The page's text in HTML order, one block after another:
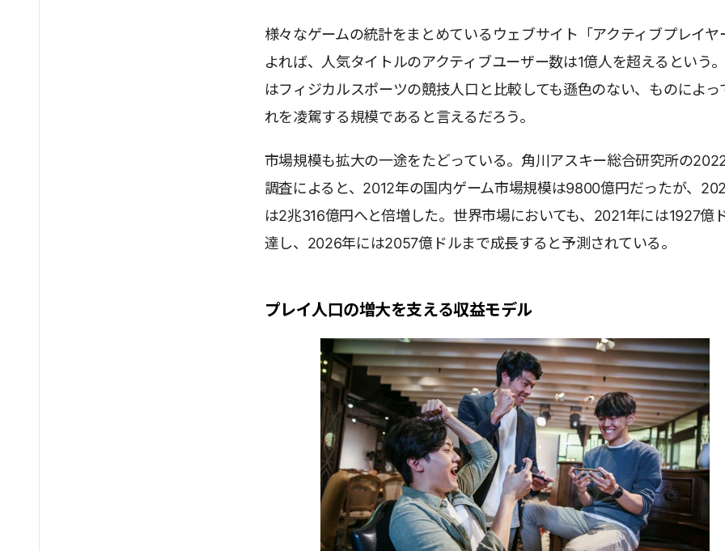
様々なゲームの統計をまとめているウェブサイト「アクティブプレイヤ
よれば、人気タイトルのアクティブユーザー数は1億人を超えるという
はフィジカルスポーツの競技人口と比較しても遜色のない、ものによっ
れを凌駕する規模であると言えるだろう。
市場規模も拡大の一途をたどっている。角川アスキー総合研究所の
調査によると、2012年の国内ゲーム市場規模は9800億円だったが、
は2兆316億円へと倍増した。世界市場においても、2021年には1927億
達し、2026年には2057億ドルまで成長すると予測されている。
プレイ人口の増大を支える収益モデル